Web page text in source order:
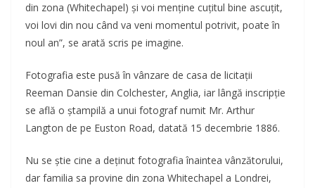
din zona (Whitechapel) și voi menține cuțitul bine ascuțit,
voi lovi din nou când va veni momentul potrivit, poate în
noul an”, se arată scris pe imagine.
Fotografia este pusă în vânzare de casa de licitații
Reeman Dansie din Colchester, Anglia, iar lângă inscripție
se află o ștampilă a unui fotograf numit Mr. Arthur
Langton de pe Euston Road, datată 15 decembrie 1886.
Nu se știe cine a deținut fotografia înaintea vânzătorului,
dar familia sa provine din zona Whitechapel a Londrei,